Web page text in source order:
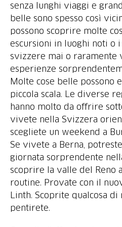
senza lunghi viaggi e
belle sono spesso così
possono scoprire molte
escursioni in luoghi noti o
svizzere mai o raramente
esperienze
Molte cose belle possono
piccola scala. Le diverse
hanno molto da offrire
vivete nella Svizzera
scegliete un weekend a
Se vivete a Berna,
giornata sorprendente
scoprire la valle del Reno
routine. Provate con il
Linth. Scoprite qualcosa di